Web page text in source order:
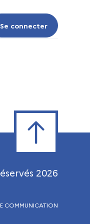
Se connecter
2026
COMMUNICATION